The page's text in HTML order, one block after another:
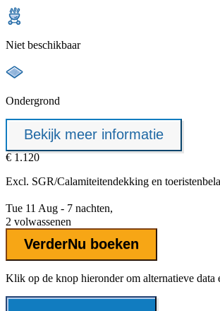
Niet beschikbaar
Ondergrond
Bekijk meer informatie
€ 1.120
Excl. SGR/Calamiteitendekking en
Tue 11 Aug - 7 nachten,
2 volwassenen
VerderNu boeken
Klik op de knop hieronder om alternatieve data